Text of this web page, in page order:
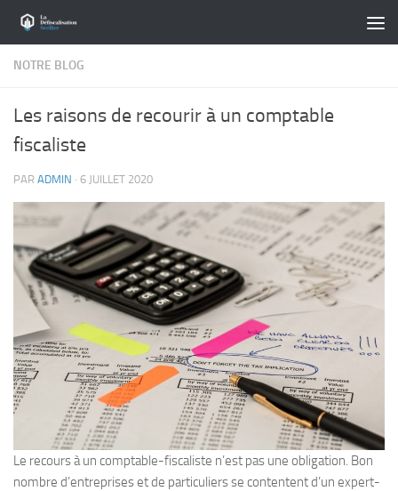
Skip to content
NOTRE BLOG
Les raisons de recourir à un comptable
fiscaliste
PAR ADMIN · 6 JUILLET 2020
Le recours à un comptable-fiscaliste n’est pas une obligation. Bon
nombre d’entreprises et de particuliers se contentent d’un expert-